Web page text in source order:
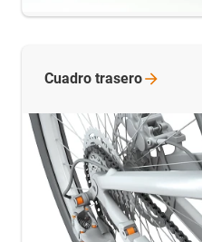
Cuadro trasero